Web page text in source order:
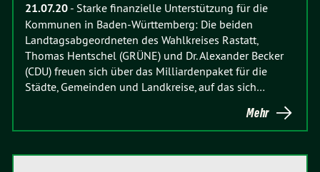
21.07.20 - Starke finanzielle Unterstützung für die
Kommunen in Baden-Württemberg: Die beiden
Landtagsabgeordneten des Wahlkreises Rastatt,
Thomas Hentschel (GRÜNE) und Dr. Alexander Becker
(CDU) freuen sich über das Milliardenpaket für die
Städte, Gemeinden und Landkreise, auf das sich…
Mehr